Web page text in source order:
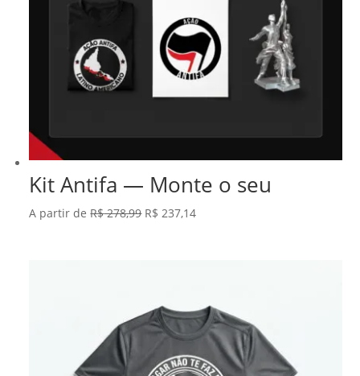
Kit Antifa — Monte o seu
A partir deR$278,99 O
R$ 237,14O